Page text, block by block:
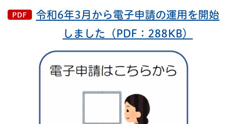
令和6年3月から電子申請の運用を開始
しました（PDF：288KB）